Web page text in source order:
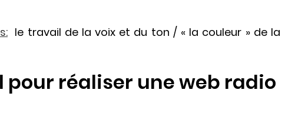
le travail de la voix et du ton / « la couleur » de la
réaliser une web radio